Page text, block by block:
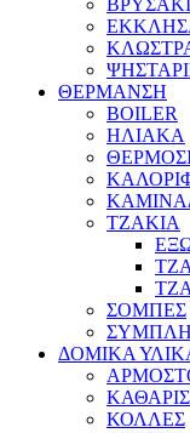
ΘΕΡΜΑΝΣΗ
BOILER
ΗΛΙΑΚΑ
ΤΖΑΚΙΑ
ΣΟΜΠΕΣ
ΔΟΜΙΚΑ
ΚΟΛΛΕΣ